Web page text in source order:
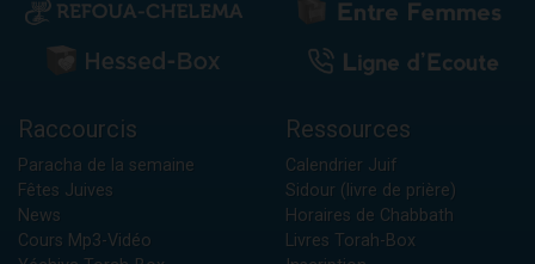
Raccourcis
Paracha de la semaine
Fêtes Juives
News
Cours Mp3-Vidéo
Ressources
Calendrier Juif
Sidour (livre de prière)
Horaires de Chabbath
Livres Torah-Box